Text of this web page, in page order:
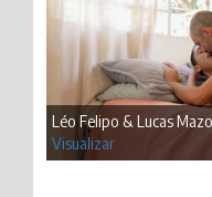
Léo Felipo & Lucas
Visualizar